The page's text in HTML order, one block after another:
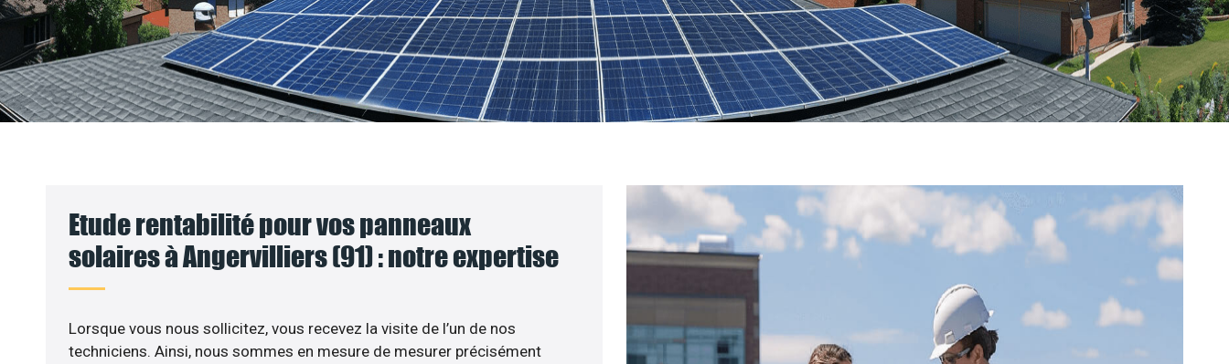
Etude rentabilité pour vos panneaux
solaires à Angervilliers (91) : notre expertise
Lorsque vous nous sollicitez, vous recevez la visite de l’un de nos
techniciens. Ainsi, nous sommes en mesure de mesurer précisément